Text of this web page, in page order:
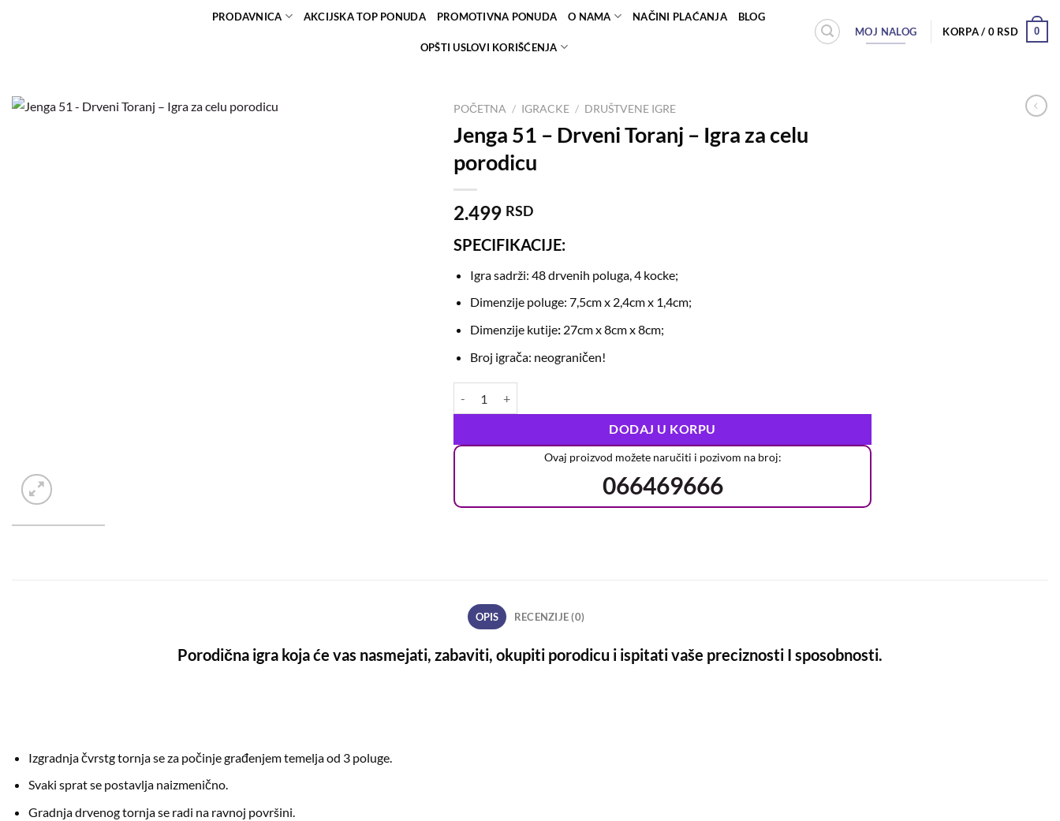
PRODAVNICA AKCIJSKA TOP PONUDA PROMOTIVNA PONUDA O NAMA NAČINI PLAĆANJA BLOG
OPŠTI USLOVI KORIŠĆENJA
MOJ NALOG KORPA / 0 RSD 0
POČETNA / IGRACKE / DRUŠTVENE IGRE
Jenga 51 – Drveni Toranj – Igra za celu
porodicu
2.499 RSD
SPECIFIKACIJE:
Igra sadrži: 48 drvenih poluga, 4 kocke;
Dimenzije poluge: 7,5cm x 2,4cm x 1,4cm;
Dimenzije kutije: 27cm x 8cm x 8cm;
Broj igrača: neograničen!
DODAJ U KORPU
Ovaj proizvod možete naručiti i pozivom na broj:
066469666
OPIS RECENZIJE (0)
Porodična igra koja će vas nasmejati, zabaviti, okupiti porodicu i ispitati vaše preciznosti I sposobnosti.
Izgradnja čvrstg tornja se za počinje građenjem temelja od 3 poluge.
Svaki sprat se postavlja naizmenično.
Gradnja drvenog tornja se radi na ravnoj površini.